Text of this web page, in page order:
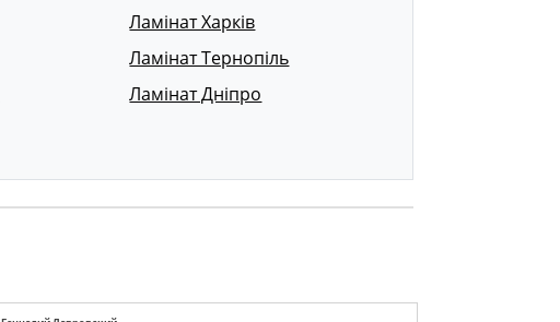
Ламінат Харків
Ламінат Тернопіль
Ламінат Дніпро